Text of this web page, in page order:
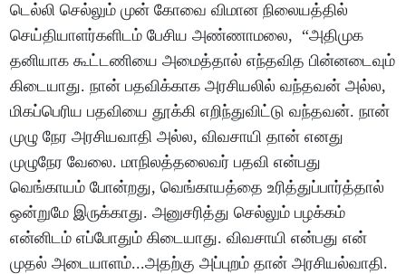
டெல்லி செல்லும் முன் கோவை விமான நிலையத்தில்
செய்தியாளர்களிடம் பேசிய அண்ணாமலை, “அதிமுக
தனியாக கூட்டணியை அமைத்தால் எந்தவித பின்னடைவும்
கிடையாது. நான் பதவிக்காக அரசியலில் வந்தவன் அல்ல,
மிகப்பெரிய பதவியை தூக்கி எறிந்துவிட்டு வந்தவன். நான்
முழு நேர அரசியவாதி அல்ல, விவசாயி தான் எனது
முழுநேர வேலை. மாநிலத்தலைவர் பதவி என்பது
வெங்காயம் போன்றது, வெங்காயத்தை உரித்துப்பார்த்தால்
ஒன்றுமே இருக்காது. அனுசரித்து செல்லும் பழக்கம்
என்னிடம் எப்போதும் கிடையாது. விவசாயி என்பது என்
முதல் அடையாளம்...அதற்கு அப்புறம் தான் அரசியல்வாதி.